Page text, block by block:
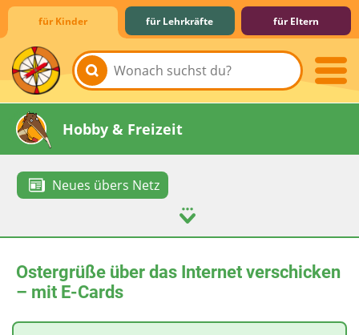
für Kinder für Lehrkräfte für Eltern
Lernen & Schule
Hobby & Freizeit
Neues übers Netz
Spiel & Spaß
Mitreden & Mitmachen
Ostergrüße über das Internet verschicken
– mit E-Cards